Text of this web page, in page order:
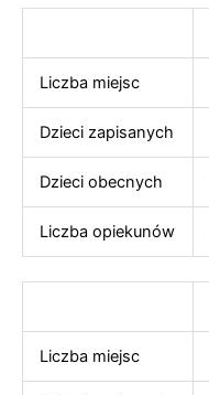
Liczba miejsc
Dzieci zapisanych
Dzieci obecnych
Liczba opiekunów
Liczba miejsc